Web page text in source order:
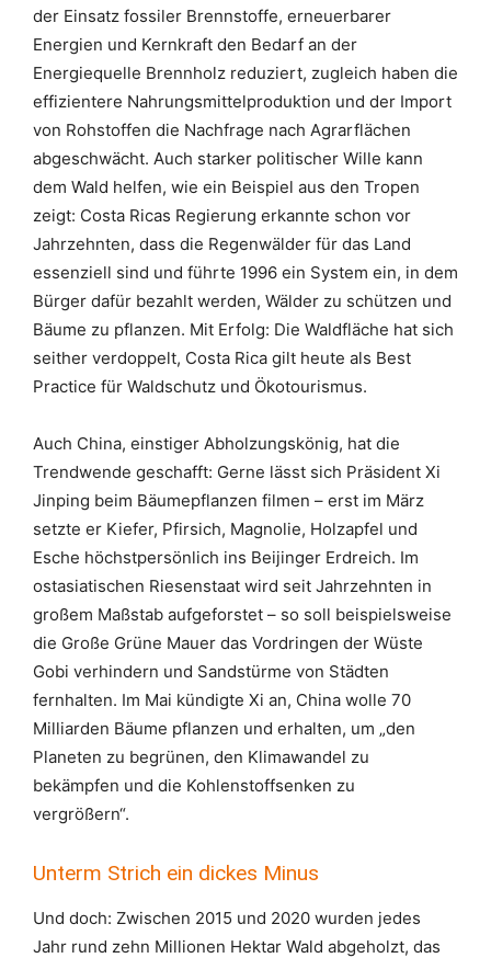
der Einsatz fossiler Brennstoffe, erneuerbarer
Energien und Kernkraft den Bedarf an der
Energiequelle Brennholz reduziert, zugleich haben die
effizientere Nahrungsmittelproduktion und der Import
von Rohstoffen die Nachfrage nach Agrarflächen
abgeschwächt. Auch starker politischer Wille kann
dem Wald helfen, wie ein Beispiel aus den Tropen
zeigt: Costa Ricas Regierung erkannte schon vor
Jahrzehnten, dass die Regenwälder für das Land
essenziell sind und führte 1996 ein System ein, in dem
Bürger dafür bezahlt werden, Wälder zu schützen und
Bäume zu pflanzen. Mit Erfolg: Die Waldfläche hat sich
seither verdoppelt, Costa Rica gilt heute als Best
Practice für Waldschutz und Ökotourismus.
Auch China, einstiger Abholzungskönig, hat die
Trendwende geschafft: Gerne lässt sich Präsident Xi
Jinping beim Bäumepflanzen filmen – erst im März
setzte er Kiefer, Pfirsich, Magnolie, Holzapfel und
Esche höchstpersönlich ins Beijinger Erdreich. Im
ostasiatischen Riesenstaat wird seit Jahrzehnten in
großem Maßstab aufgeforstet – so soll beispielsweise
die Große Grüne Mauer das Vordringen der Wüste
Gobi verhindern und Sandstürme von Städten
fernhalten. Im Mai kündigte Xi an, China wolle 70
Milliarden Bäume pflanzen und erhalten, um „den
Planeten zu begrünen, den Klimawandel zu
bekämpfen und die Kohlenstoffsenken zu
vergrößern“.
Unterm Strich ein dickes Minus
Und doch: Zwischen 2015 und 2020 wurden jedes
Jahr rund zehn Millionen Hektar Wald abgeholzt, das